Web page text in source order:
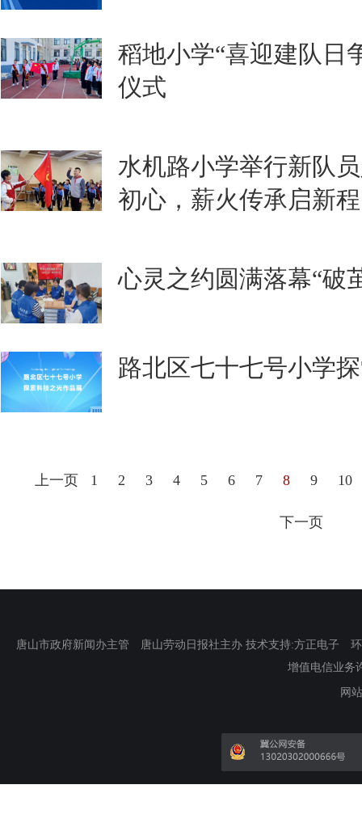
稻地小学“喜迎建队日
仪式
水机路小学举行新队
初心，薪火传承启新程
心灵之约圆满落幕“破
路北区七十七号小学
上一页 1 2 3 4 5 6 7 8 9 10
下一页
唐山市政府新闻办主管 唐山劳动日报社主办 技术支持:方正电子
增值电信业务
网